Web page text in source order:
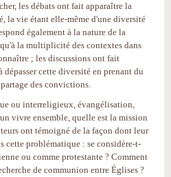
les débats ont fait apparaître la
la vie étant elle-même d'une diversité
également à la nature de la
la multiplicité des contextes dans
; les discussions ont fait
dépasser cette diversité en prenant du
des convictions.
ou interreligieux, évangélisation,
vivre ensemble, quelle est la mission
ont témoigné de la façon dont leur
cette problématique : se considère-t-
ou comme protestante ? Comment
de communion entre Églises ?